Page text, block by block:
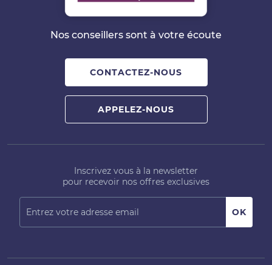
Nos conseillers sont à votre écoute
CONTACTEZ-NOUS
APPELEZ-NOUS
Inscrivez vous à la newsletter
pour recevoir nos offres exclusives